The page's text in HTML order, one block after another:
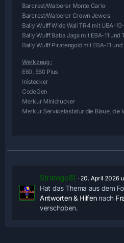
Barcrest/Walberer Monte Carlo
Barcrest/Walberer Crown Jewels
Bally Wulff Wide Wall TR4 mit UBA-
Bally Wulff Baba Jaga mit EBA-11 und
Bally Wulff Piratengold mit EBA-11 und
Werkzeug :
E60, E60 Plus
Inistecker
CodeGen
Merkur Minidrucker
Merkur Servicetastatur die Blaue, die
Stratego81 20. April 2026
Hat das Thema aus dem
Antworten & Hilfennach
verschoben.